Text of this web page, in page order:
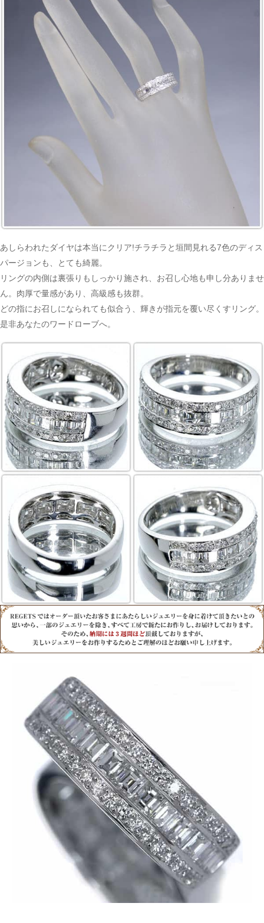
あしらわれたダイヤは本当にクリア!チラチラと垣間見れる7色のディス
パージョンも、とても綺麗。
リングの内側は裏張りもしっかり施され、お召し心地も申し分ありませ
ん。肉厚で量感があり、高級感も抜群。
どの指にお召しになられても似合う、輝きが指元を覆い尽くすリング。
是非あなたのワードローブへ。
ご注文手続き
カートを見る